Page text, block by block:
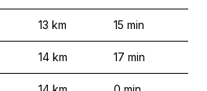
13 km 15 min
14 km 17 min